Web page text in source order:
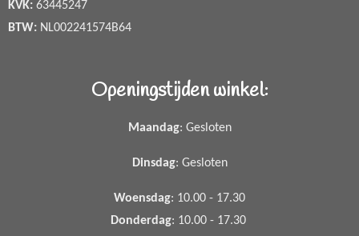
KVK: 63445247
BTW: NL002241574B64
Openingstijden winkel:
Maandag: Gesloten
Dinsdag: Gesloten
Woensdag: 10.00 - 17.30
Donderdag: 10.00 - 17.30